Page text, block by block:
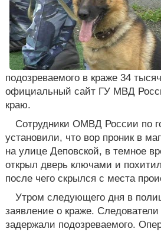
подозреваемого в краже 34
официальный сайт ГУ МВД
краю.
Сотрудники ОМВД России по
установили, что вор проник в
на улице Деповской, в темное
открыл дверь ключами и
после чего скрылся с места
Утром следующего дня в
заявление о краже.
задержали подозреваемого.